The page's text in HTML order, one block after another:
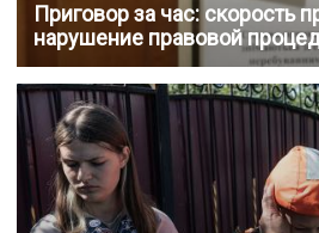
Приговор за час: скорость
нарушение правовой